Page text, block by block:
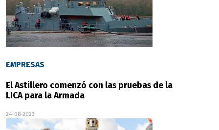
EMPRESAS
El Astillero comenzó con las pruebas de la
LICA para la Armada
24-08-2023